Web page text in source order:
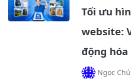
Tối ưu
website:
động hóa
Ngọc